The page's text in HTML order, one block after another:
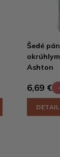
Šedé
Ashton
6,69 €